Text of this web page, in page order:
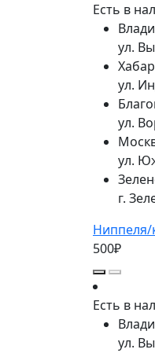
Есть в
ул.
ул.
ул.
ул.
г.
Ниппеля/
500₽
Есть в
ул.